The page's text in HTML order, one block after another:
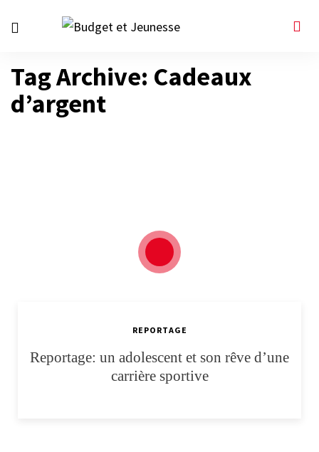
Tag Archive: Cadeaux
d’argent
REPORTAGE
Reportage: un adolescent et son rêve d’une
carrière sportive